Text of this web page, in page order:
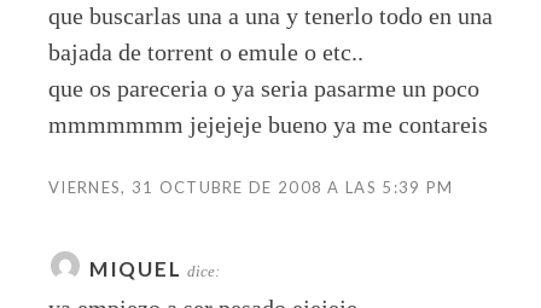
que buscarlas una a una y tenerlo todo en una
bajada de torrent o emule o etc..
que os pareceria o ya seria pasarme un poco
mmmmmmm jejejeje bueno ya me contareis
VIERNES, 31 OCTUBRE DE 2008 A LAS 5:39 PM
MIQUEL dice: